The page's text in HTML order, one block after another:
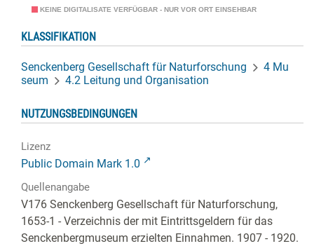
KEINE DIGITALISATE VERFÜGBAR - NUR VOR ORT EINSEHBAR
KLASSIFIKATION
Senckenberg Gesellschaft für Naturforschung
4 Mu
seum
4.2 Leitung und Organisation
NUTZUNGSBEDINGUNGEN
Lizenz
Public Domain Mark 1.0
Quellenangabe
V176 Senckenberg Gesellschaft für Naturforschung,
1653-1 - Verzeichnis der mit Eintrittsgeldern für das
Senckenbergmuseum erzielten Einnahmen. 1907 - 1920.